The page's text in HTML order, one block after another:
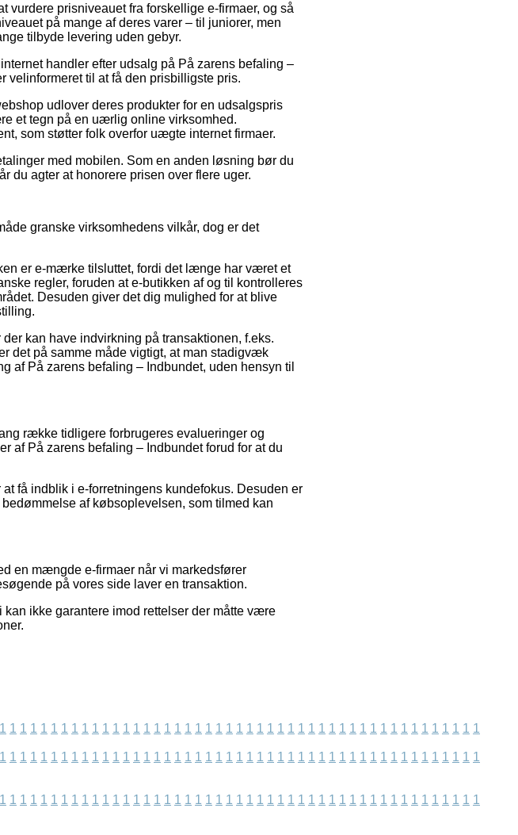
vurdere prisniveauet fra forskellige e-firmaer, og så
på mange af deres varer – til juniorer, men
tilbyde levering uden gebyr.
handler efter udsalg på På zarens befaling –
velinformeret til at få den prisbilligste pris.
udlover deres produkter for en udsalgspris
et tegn på en uærlig online virksomhed.
som støtter folk overfor uægte internet firmaer.
med mobilen. Som en anden løsning bør du
du agter at honorere prisen over flere uger.
granske virksomhedens vilkår, dog er det
er e-mærke tilsluttet, fordi det længe har været et
regler, foruden at e-butikken af og til kontrolleres
Desuden giver det dig mulighed for at blive
kan have indvirkning på transaktionen, f.eks.
det på samme måde vigtigt, at man stadigvæk
af På zarens befaling – Indbundet, uden hensyn til
række tidligere forbrugeres evalueringer og
af På zarens befaling – Indbundet forud for at du
få indblik i e-forretningens kundefokus. Desuden er
af købsoplevelsen, som tilmed kan
en mængde e-firmaer når vi markedsfører
på vores side laver en transaktion.
kan ikke garantere imod rettelser der måtte være
1 1 1 1 1 1 1 1 1 1 1 1 1 1 1 1 1 1 1 1 1 1 1 1 1 1 1 1 1 1 1 1 1 1 1 1 1 1 1 1 1 1 1 1 1 1 1
1 1 1 1 1 1 1 1 1 1 1 1 1 1 1 1 1 1 1 1 1 1 1 1 1 1 1 1 1 1 1 1 1 1 1 1 1 1 1 1 1 1 1 1 1 1 1
1 1 1 1 1 1 1 1 1 1 1 1 1 1 1 1 1 1 1 1 1 1 1 1 1 1 1 1 1 1 1 1 1 1 1 1 1 1 1 1 1 1 1 1 1 1 1